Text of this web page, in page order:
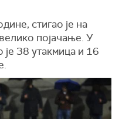
стигао је на
појачање. У
38 утакмица и 16